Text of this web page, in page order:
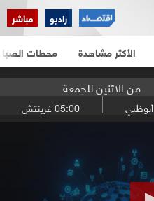
راديو مباشر
الأكثر مشاهدة محطات
من الاثنين للجمعة
أبوظبي 05:00 غرينتش